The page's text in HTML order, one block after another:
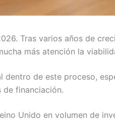
Tras varios años de
más atención la
dentro de este proceso,
financiación.
Unido en volumen de